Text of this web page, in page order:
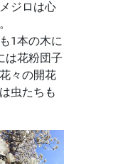
ジロは心
1本の木に
は花粉団子
々の開花
虫たちも